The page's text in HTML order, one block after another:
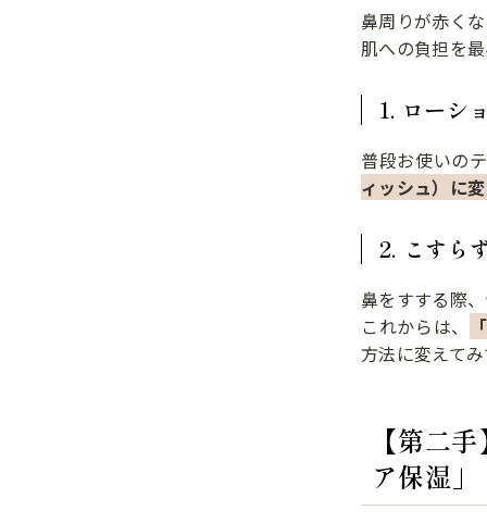
鼻周りが赤く
肌への負担を
1. ローシ
普段お使いの
ィッシュ）に
2. こすら
鼻をすする際
これからは、
方法に変えて
【第二
ア保湿」